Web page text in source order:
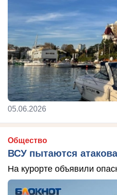
05.06.2026
Общество
ВСУ пытаются
На курорте объявили